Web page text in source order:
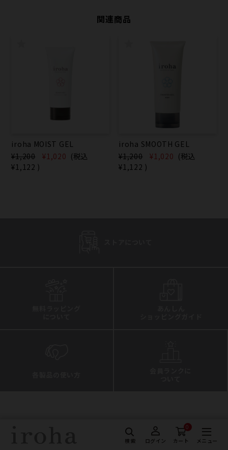
検索 ログイン
0
カート
メニュー
関連商品
iroha MOIST GEL
¥1,200
¥1,020 (税込
¥1,122 )
iroha SMOOTH GEL
¥1,200
¥1,020 (税込
¥1,122 )
TENGAの全ブランド